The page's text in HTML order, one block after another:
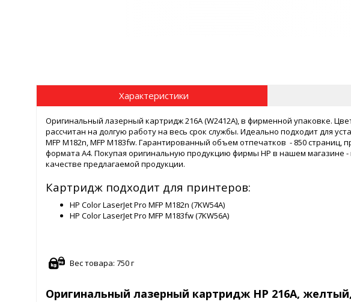
Характеристики
Оригинальный лазерный картридж 216A (W2412A), в фирменной упаковке.
рассчитан на долгую работу на весь срок службы. Идеально подходит для
MFP M182n, MFP M183fw. Гарантированный объем отпечатков - 850 страниц,
формата A4. Покупая оригинальную продукцию фирмы HP в нашем магазине
качестве предлагаемой продукции.
Картридж подходит для принтеров:
HP Color LaserJet Pro MFP M182n (7KW54A)
HP Color LaserJet Pro MFP M183fw (7KW56A)
Вес товара: 750 г
Оригинальный лазерный картридж HP 216A, желтый,